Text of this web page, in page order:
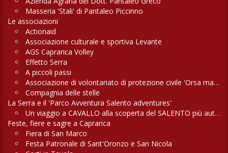
Masseria 'Stali' di Pantaleo Piccinno
Le associazioni
Actionaid
Associazione culturale e sportiva Levante
AGS Caprarica Volley
Effetto Serra
A piccoli passi
Associazione di volontariato di protezione civile 'Orsa maggiore'
Compagnia delle stelle
La Serra e il 'Parco Avventura Salento adventures'
Un viaggio a CAVALLO alla scoperta del SALENTO più autentico
Feste, fiere e sagre a Caprarica
Fiera di San Marco
Festa Patronale di Sant'Oronzo e San Nicola